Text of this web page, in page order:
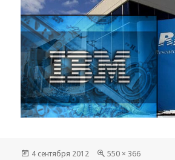
Опубликовано
4 сентября 2012
Полный
550 × 366